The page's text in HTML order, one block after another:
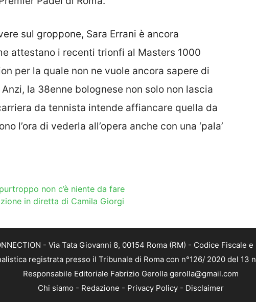
sul groppone, Sara Errani è ancora
attestano i recenti trionfi al Masters 1000
per la quale non ne vuole ancora sapere di
la 38enne bolognese non solo non lascia
da tennista intende affiancare quella da
l’ora di vederla all’opera anche con una ‘pala’
non c’è niente da fare
in diretta di Camila Giorgi
- Via Tata Giovanni 8, 00154 Roma (RM) - Codice Fiscale
registrata presso il Tribunale di Roma con n°126/ 2020 del 13
Responsabile Editoriale Fabrizio Gerolla gerolla@gmail.com
Chi siamo - Redazione - Privacy Policy - Disclaimer